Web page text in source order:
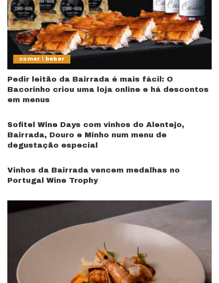
comer \ beber
Pedir leitão da Bairrada é mais fácil: O
Bacorinho criou uma loja online e há descontos
em menus
Sofitel Wine Days com vinhos do Alentejo,
Bairrada, Douro e Minho num menu de
degustação especial
Vinhos da Bairrada vencem medalhas no
Portugal Wine Trophy